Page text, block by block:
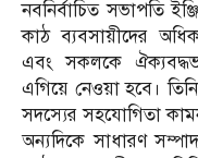
নবনির্বাচিত সভাপতি
কাঠ ব্যবসায়ীদের
এবং সকলকে
এগিয়ে নেওয়া হবে।
সদস্যের সহযোগিতা
অন্যদিকে সাধারণ